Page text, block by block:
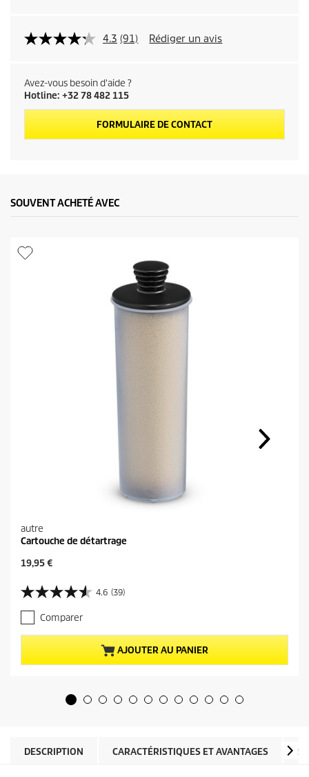
4.3 (91) Rédiger un avis
Avez-vous besoin d'aide ?
Hotline: +32 78 482 115
FORMULAIRE DE CONTACT
SOUVENT ACHETÉ AVEC
autre
Cartouche de détartrage
P
i
x
a
c
t
u
e
d
19,95 €
4.6 (39)
4
.
6
s
u
r
e
Comparer
AJOUTER AU PANIER
DESCRIPTION CARACTÉRISTIQUES ET AVANTAGES